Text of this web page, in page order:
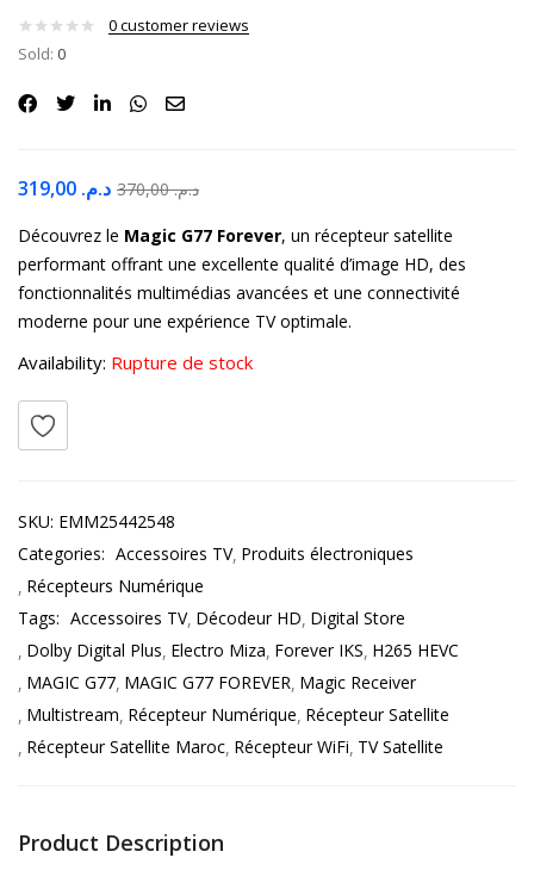
0customer reviews
Sold: 0
د.م. د.م.370,00
Découvrez le Magic G77 Forever, un récepteur satellite
performant offrant une excellente qualité d’image HD, des
fonctionnalités multimédias avancées et une connectivité
moderne pour une expérience TV optimale.
Availability: Rupture de stock
SKU: EMM25442548
Categories: Accessoires TV Produits électroniques
Récepteurs Numérique
Tags: Accessoires TV Décodeur HD Digital Store
Dolby Digital Plus Electro Miza Forever IKS H265 HEVC
MAGIC G77 MAGIC G77 FOREVER Magic Receiver
Multistream Récepteur Numérique Récepteur Satellite
Récepteur Satellite Maroc Récepteur WiFi TV Satellite
Product Description